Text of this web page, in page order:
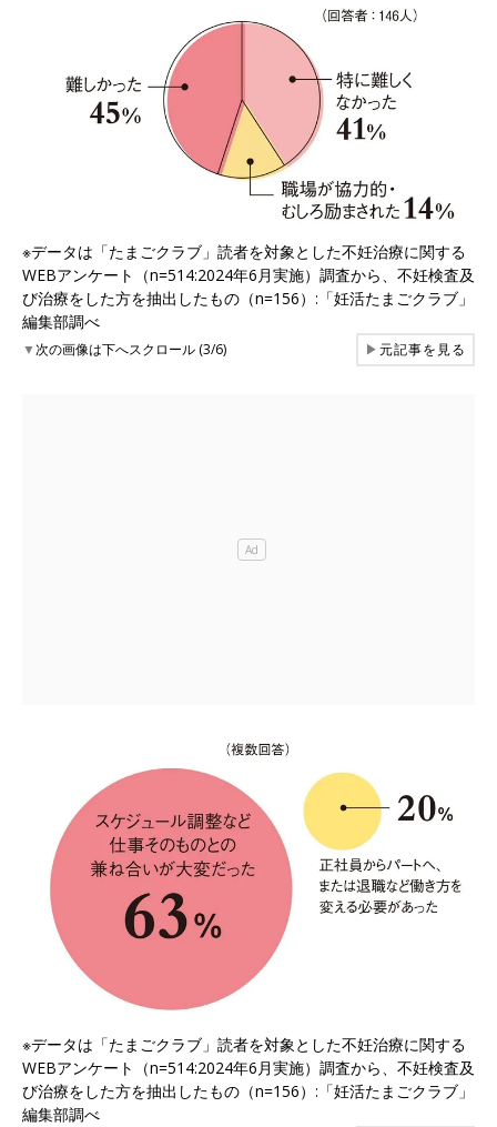
※データは「たまごクラブ」読者を対象とした不妊治療に関する
WEBアンケート（n=514:2024年6月実施）調査から、不妊検査及
び治療をした方を抽出したもの（n=156）:「妊活たまごクラブ」
編集部調べ
▼次の画像は下へスクロール (3/6) ▶元記事を見る
※データは「たまごクラブ」読者を対象とした不妊治療に関する
WEBアンケート（n=514:2024年6月実施）調査から、不妊検査及
び治療をした方を抽出したもの（n=156）:「妊活たまごクラブ」
編集部調べ